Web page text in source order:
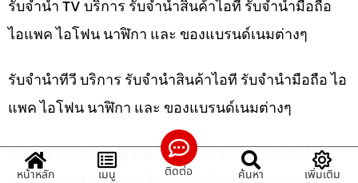
รับจำนำ TV บริการ รับจำนำสินค้าไอที รับจำนำมือถือ
ไอแพค ไอโฟน นาฬิกา และ ของแบรนด์เนมต่างๆ
รับจำนำทีวี บริการ รับจำนำสินค้าไอที รับจำนำมือถือ ไอ
แพค ไอโฟน นาฬิกา และ ของแบรนด์เนมต่างๆ
รับจำนำนาฬิกา Tag Heuer บริการ รับจำนำสินค้าไอที
หน้าหลัก เมนู ติดต่อ ค้นหา เพิ่มเติม